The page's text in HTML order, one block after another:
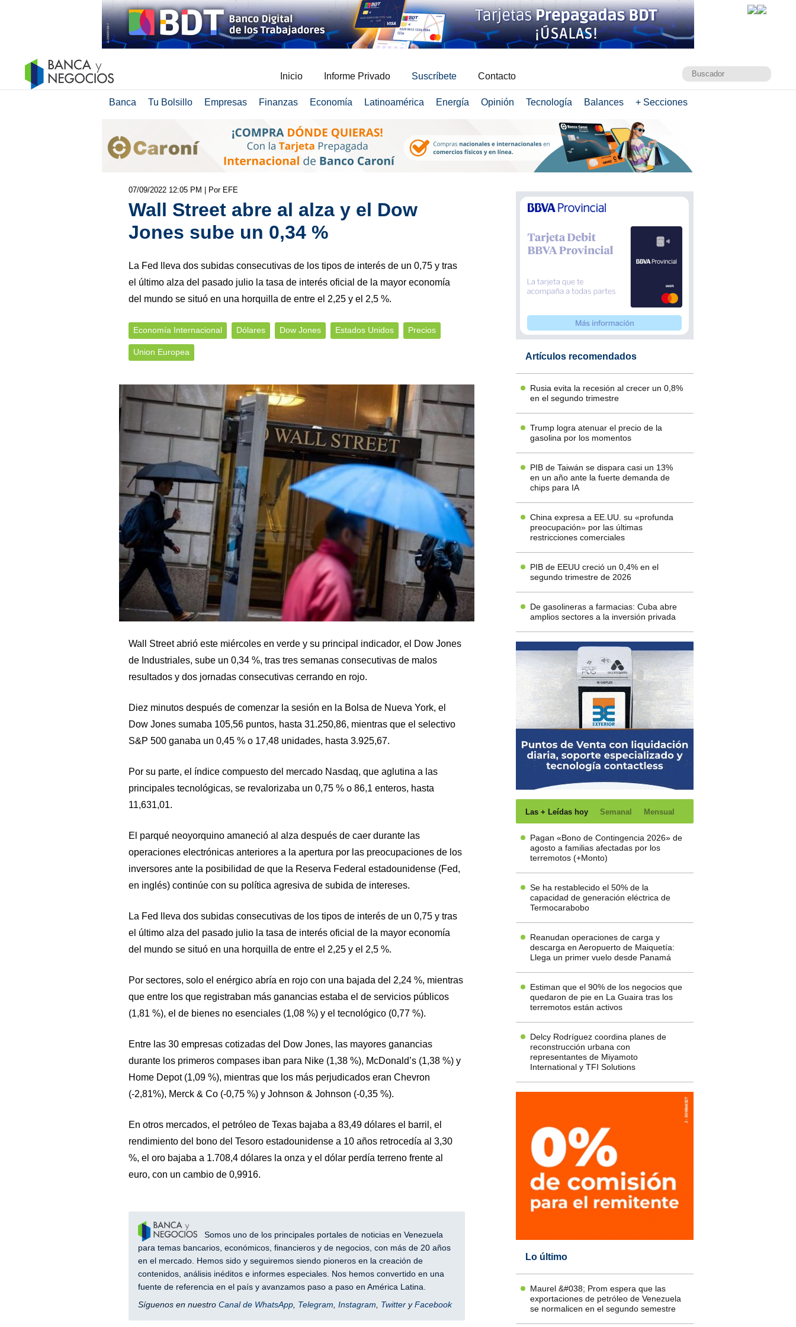
Inicio Informe Privado Suscríbete Contacto
Banca Tu Bolsillo Empresas Finanzas Economía Latinoamérica Energía Opinión Tecnología Balances + Secciones
07/09/2022 12:05 PM | Por EFE
Wall Street abre al alza y el Dow
Jones sube un 0,34 %
La Fed lleva dos subidas consecutivas de los tipos de interés de un 0,75 y tras
el último alza del pasado julio la tasa de interés oficial de la mayor economía
del mundo se situó en una horquilla de entre el 2,25 y el 2,5 %.
Economía Internacional Dólares Dow Jones Estados Unidos Precios
Union Europea
Wall Street abrió este miércoles en verde y su principal indicador, el Dow Jones
de Industriales, sube un 0,34 %, tras tres semanas consecutivas de malos
resultados y dos jornadas consecutivas cerrando en rojo.
Diez minutos después de comenzar la sesión en la Bolsa de Nueva York, el
Dow Jones sumaba 105,56 puntos, hasta 31.250,86, mientras que el selectivo
S&P 500 ganaba un 0,45 % o 17,48 unidades, hasta 3.925,67.
Por su parte, el índice compuesto del mercado Nasdaq, que aglutina a las
principales tecnológicas, se revalorizaba un 0,75 % o 86,1 enteros, hasta
11,631,01.
El parqué neoyorquino amaneció al alza después de caer durante las
operaciones electrónicas anteriores a la apertura por las preocupaciones de los
inversores ante la posibilidad de que la Reserva Federal estadounidense (Fed,
en inglés) continúe con su política agresiva de subida de intereses.
La Fed lleva dos subidas consecutivas de los tipos de interés de un 0,75 y tras
el último alza del pasado julio la tasa de interés oficial de la mayor economía
del mundo se situó en una horquilla de entre el 2,25 y el 2,5 %.
Por sectores, solo el enérgico abría en rojo con una bajada del 2,24 %, mientras
que entre los que registraban más ganancias estaba el de servicios públicos
(1,81 %), el de bienes no esenciales (1,08 %) y el tecnológico (0,77 %).
Entre las 30 empresas cotizadas del Dow Jones, las mayores ganancias
durante los primeros compases iban para Nike (1,38 %), McDonald’s (1,38 %) y
Home Depot (1,09 %), mientras que los más perjudicados eran Chevron
(-2,81%), Merck & Co (-0,75 %) y Johnson & Johnson (-0,35 %).
En otros mercados, el petróleo de Texas bajaba a 83,49 dólares el barril, el
rendimiento del bono del Tesoro estadounidense a 10 años retrocedía al 3,30
%, el oro bajaba a 1.708,4 dólares la onza y el dólar perdía terreno frente al
euro, con un cambio de 0,9916.
Somos uno de los principales portales de noticias en Venezuela
para temas bancarios, económicos, financieros y de negocios, con más de 20 años
en el mercado. Hemos sido y seguiremos siendo pioneros en la creación de
contenidos, análisis inéditos e informes especiales. Nos hemos convertido en una
fuente de referencia en el país y avanzamos paso a paso en América Latina.
Síguenos en nuestro Canal de WhatsApp, Telegram, Instagram, TwitteryFacebook
Artículos recomendados
Rusia evita la recesión al crecer un 0,8%
en el segundo trimestre
Trump logra atenuar el precio de la
gasolina por los momentos
PIB de Taiwán se dispara casi un 13%
en un año ante la fuerte demanda de
chips para IA
China expresa a EE.UU. su «profunda
preocupación» por las últimas
restricciones comerciales
PIB de EEUU creció un 0,4% en el
segundo trimestre de 2026
De gasolineras a farmacias: Cuba abre
amplios sectores a la inversión privada
Las + Leídas hoy Semanal Mensual
Pagan «Bono de Contingencia 2026» de
agosto a familias afectadas por los
terremotos (+Monto)
Se ha restablecido el 50% de la
capacidad de generación eléctrica de
Termocarabobo
Reanudan operaciones de carga y
descarga en Aeropuerto de Maiquetía:
Llega un primer vuelo desde Panamá
Estiman que el 90% de los negocios que
quedaron de pie en La Guaira tras los
terremotos están activos
Delcy Rodríguez coordina planes de
reconstrucción urbana con
representantes de Miyamoto
International y TFI Solutions
Lo último
Maurel &#038; Prom espera que las
exportaciones de petróleo de Venezuela
se normalicen en el segundo semestre